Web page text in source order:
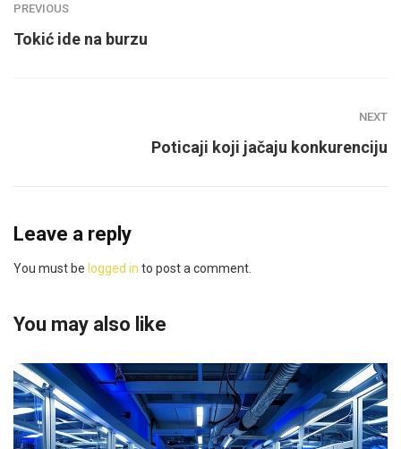
PREVIOUS
Tokić ide na burzu
NEXT
Poticaji koji jačaju konkurenciju
Leave a reply
You must be logged in to post a comment.
You may also like